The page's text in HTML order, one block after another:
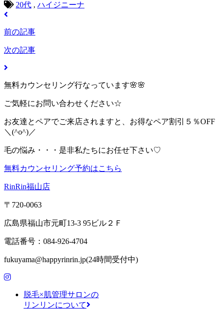
20代 , ハイジニーナ
前の記事
次の記事
無料カウンセリング行なっています🌸🌸
ご気軽にお問い合わせください☆
お友達とペアでご来店されますと、お得なペア割引５％OFF
＼(^o^)／
毛の悩み・・・是非私たちにお任せ下さい♡
無料カウンセリング予約はこちら
RinRin福山店
〒720-0063
広島県福山市元町13-3 95ビル２Ｆ
電話番号：084-926-4704
fukuyama@happyrinrin.jp(24時間受付中)
脱毛×肌管理サロンの
リンリンについて